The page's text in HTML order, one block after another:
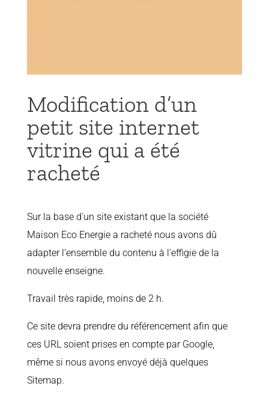
Modification d’un
petit site internet
vitrine qui a été
racheté
Sur la base d'un site existant que la société
Maison Eco Energie a racheté nous avons dû
adapter l'ensemble du contenu à l'effigie de la
nouvelle enseigne.
Travail très rapide, moins de 2 h.
Ce site devra prendre du référencement afin que
ces URL soient prises en compte par Google,
même si nous avons envoyé déjà quelques
Sitemap.